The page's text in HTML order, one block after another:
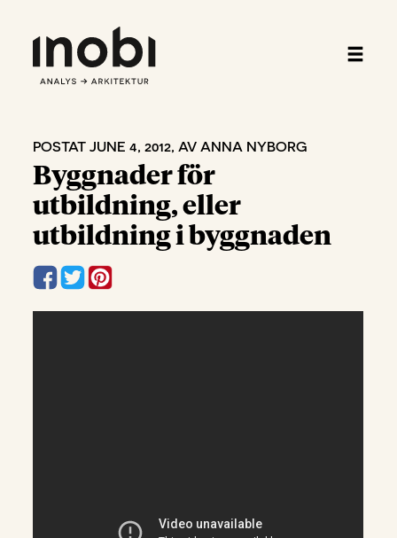
POSTAT JUNE 4, 2012, AV ANNA NYBORG
Byggnader för
utbildning, eller
utbildning i byggnaden